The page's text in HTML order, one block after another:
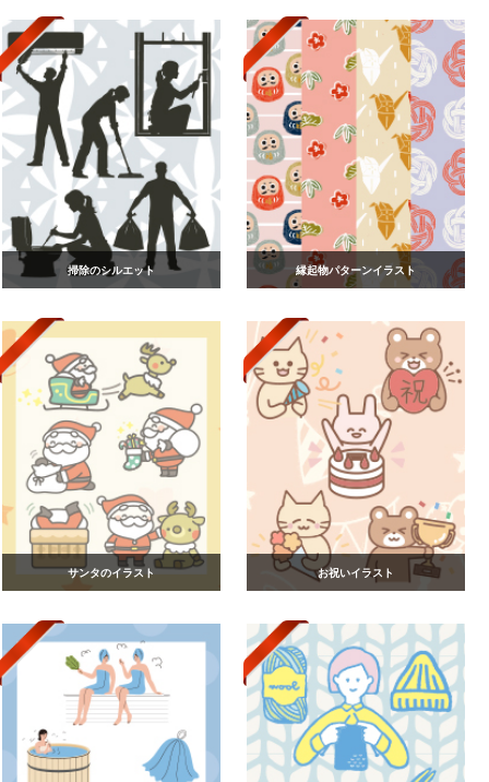
掃除のシルエット 縁起物パターンイラスト
サンタのイラスト お祝いイラスト